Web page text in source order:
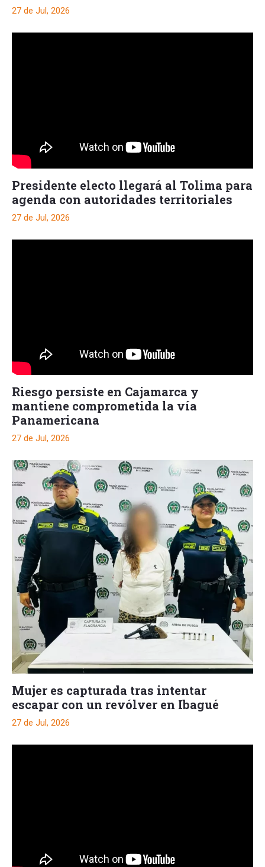
27 de Jul, 2026
Presidente electo llegará al Tolima para
agenda con autoridades territoriales
27 de Jul, 2026
Riesgo persiste en Cajamarca y
mantiene comprometida la vía
Panamericana
27 de Jul, 2026
Mujer es capturada tras intentar
escapar con un revólver en Ibagué
27 de Jul, 2026